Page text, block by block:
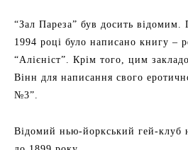
“Зал Пареза” був досить відомим.
1994 році було написано книгу –
“Алієніст”. Крім того, цим
Вінн для написання свого
№3”.
Відомий нью-йоркський гей-клуб